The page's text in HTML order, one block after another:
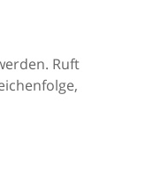
Ruft